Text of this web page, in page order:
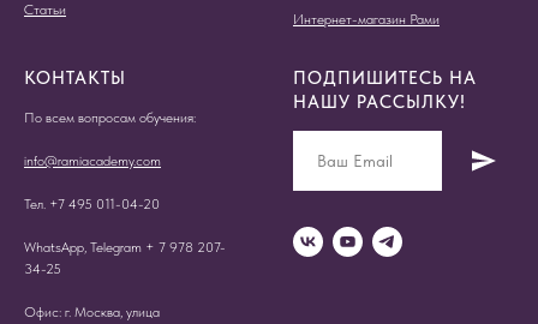
Статьи
Интернет-магазин Рами
КОНТАКТЫ
По всем вопросам обучения:
info@ramiacademy.com
Тел. +7 495 011-04-20
WhatsApp, Telegram + 7 978 207-
34-25
Офис: г. Москва, улица
ПОДПИШИТЕСЬ НА
НАШУ РАССЫЛКУ!